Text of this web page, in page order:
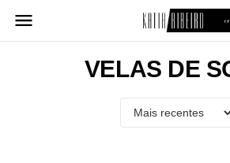
para
VELAS DE